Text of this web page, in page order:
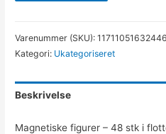
Varenummer (SKU):
Kategori: Ukategoriseret
Beskrivelse
Magnetiske figurer – 48 stk i